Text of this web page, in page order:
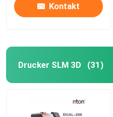
Kontakt
Drucker SLM 3D (31)